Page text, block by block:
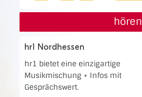
hören
hr1 Nordhessen
hr1 bietet eine einzigartige
Musikmischung + Infos mit
Gesprächswert.